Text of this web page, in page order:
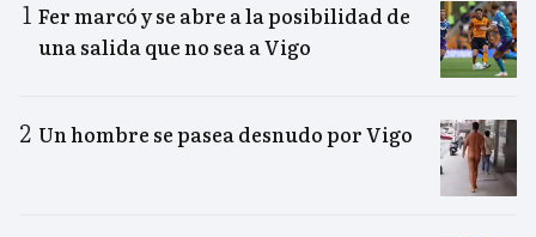
Fer marcó y se abre a la posibilidad de
una salida que no sea a Vigo
Un hombre se pasea desnudo por Vigo